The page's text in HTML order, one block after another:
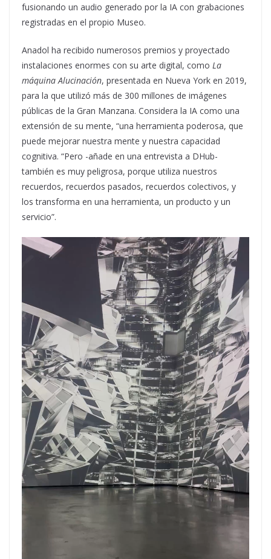
fusionando un audio generado por la IA con grabaciones
registradas en el propio Museo.
Anadol ha recibido numerosos premios y proyectado
instalaciones enormes con su arte digital, como La
máquina Alucinación, presentada en Nueva York en 2019,
para la que utilizó más de 300 millones de imágenes
públicas de la Gran Manzana. Considera la IA como una
extensión de su mente, “una herramienta poderosa, que
puede mejorar nuestra mente y nuestra capacidad
cognitiva. “Pero -añade en una entrevista a DHub-
también es muy peligrosa, porque utiliza nuestros
recuerdos, recuerdos pasados, recuerdos colectivos, y
los transforma en una herramienta, un producto y un
servicio”.